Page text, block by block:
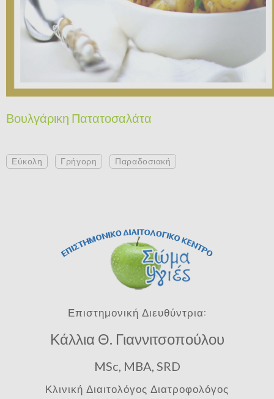
Βουλγάρικη Πατατοσαλάτα
Εύκολη Γρήγορη Παραδοσιακή
Επιστημονική Διευθύντρια:
Κάλλια Θ. Γιαννιτσοπούλου
MSc, MBA, SRD
Κλινική Διαιτολόγος Διατροφολόγος